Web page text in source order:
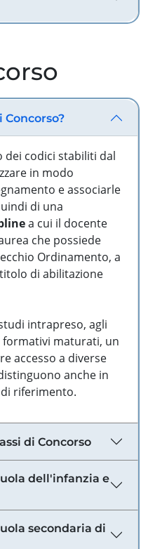
Concorso?
dei codici stabiliti dal
in modo
e associarle
di una
a cui il docente
che possiede
Ordinamento, a
di abilitazione
intrapreso, agli
formativi maturati, un
accesso a diverse
anche in
riferimento.
di Concorso
dell'infanzia e
secondaria di